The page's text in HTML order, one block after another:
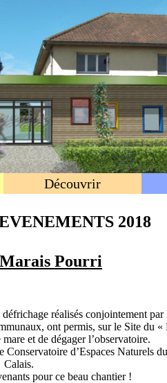
Découvrir
2018
Pourri
réalisés conjointement
ont permis, sur le Site du
et de dégager l’observatoire.
Conservatoire d’Espaces Naturels
Calais.
pour ce beau chantier !